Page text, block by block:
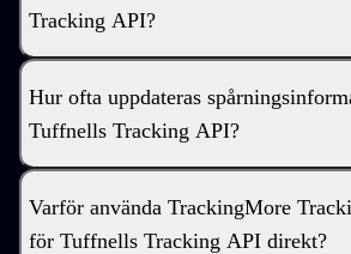
Tracking API?
Hur ofta uppdateras
Tuffnells Tracking API?
Varför använda TrackingMore
för Tuffnells Tracking API direkt?